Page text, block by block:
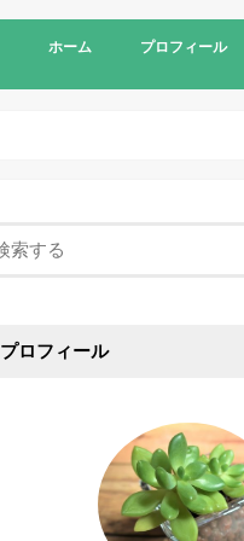
ホーム プロフィール
プロフィール